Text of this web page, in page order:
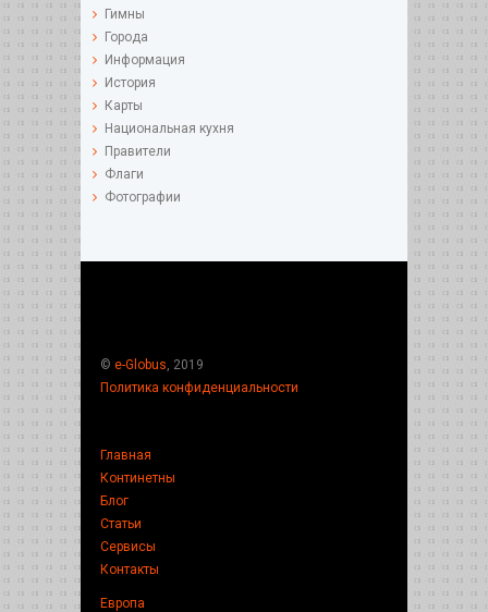
Гимны
Города
Информация
История
Карты
Национальная кухня
Правители
Флаги
Фотографии
© e-Globus , 2019
Политика конфиденциальности
Главная
Континетны
Блог
Статьи
Сервисы
Контакты
Европа